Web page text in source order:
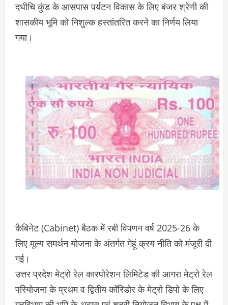
दधीचि कुंड के आसपास पर्यटन विकास के लिए बंजर श्रेणी की
शासकीय भूमि को निशुल्क हस्तांतरित करने का निर्णय लिया
गया।
कैबिनेट (Cabinet) बैठक में रबी विपणन वर्ष 2025-26 के
लिए मूल्य समर्थन योजना के अंतर्गत गेहूं क्रय नीति को मंजूरी दी
गई।
उत्तर प्रदेश मेट्रो रेल कारपोरेशन लिमिटेड की आगरा मेट्रो रेल
परियोजना के प्रथम व द्वितीय कॉरिडोर के मेट्रो डिपो के लिए